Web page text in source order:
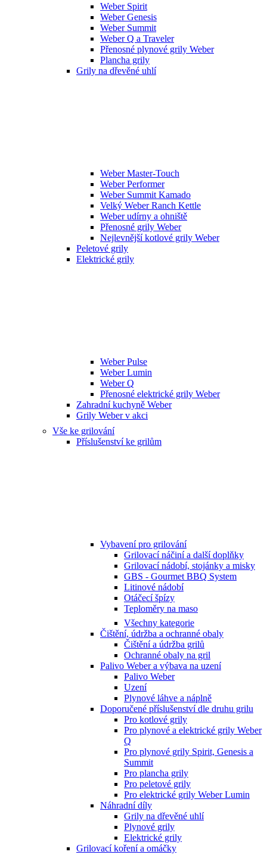
Weber Spirit
Weber Genesis
Weber Summit
Weber Q a Traveler
Přenosné plynové grily Weber
Plancha grily
Grily na dřevěné uhlí
Weber Master-Touch
Weber Performer
Weber Summit Kamado
Velký Weber Ranch Kettle
Weber udírny a ohniště
Přenosné grily Weber
Nejlevnější kotlové grily Weber
Peletové grily
Elektrické grily
Weber Pulse
Weber Lumin
Weber Q
Přenosné elektrické grily Weber
Zahradní kuchyně Weber
Grily Weber v akci
Vše ke grilování
Příslušenství ke grilům
Vybavení pro grilování
Grilovací náčiní a další doplňky
Grilovací nádobí, stojánky a misky
GBS - Gourmet BBQ System
Litinové nádobí
Otáčecí špízy
Teploměry na maso
Všechny kategorie
Čištění, údržba a ochranné obaly
Čištění a údržba grilů
Ochranné obaly na gril
Palivo Weber a výbava na uzení
Palivo Weber
Uzení
Plynové láhve a náplně
Doporučené příslušenství dle druhu grilu
Pro kotlové grily
Pro plynové a elektrické grily Weber
Q
Pro plynové grily Spirit, Genesis a
Summit
Pro plancha grily
Pro peletové grily
Pro elektrické grily Weber Lumin
Náhradní díly
Grily na dřevěné uhlí
Plynové grily
Elektrické grily
Grilovací koření a omáčky